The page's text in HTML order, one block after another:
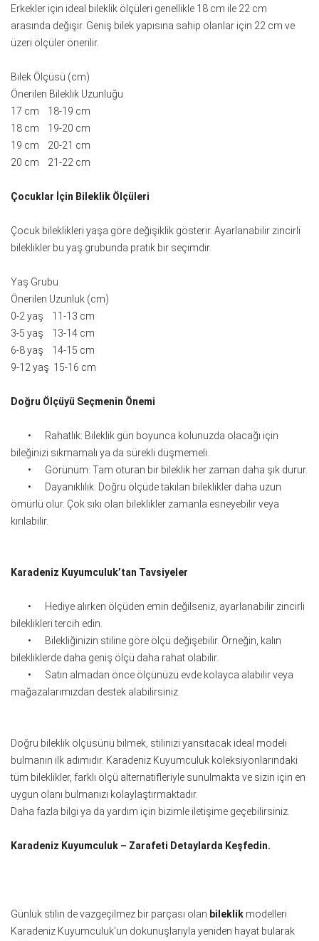
Erkekler için ideal bileklik ölçüleri genellikle 18 cm ile 22 cm
arasında değişir. Geniş bilek yapısına sahip olanlar için 22 cm ve
üzeri ölçüler önerilir.
Bilek Ölçüsü (cm)
Önerilen Bileklik Uzunluğu
17 cm 18-19 cm
18 cm 19-20 cm
19 cm 20-21 cm
20 cm 21-22 cm
Çocuklar İçin Bileklik Ölçüleri
Çocuk bileklikleri yaşa göre değişiklik gösterir. Ayarlanabilir zincirli
bileklikler bu yaş grubunda pratik bir seçimdir.
Yaş Grubu
Önerilen Uzunluk (cm)
0-2 yaş 11-13 cm
3-5 yaş 13-14 cm
6-8 yaş 14-15 cm
9-12 yaş 15-16 cm
Doğru Ölçüyü Seçmenin Önemi
•
Rahatlık: Bileklik gün boyunca kolunuzda olacağı için
bileğinizi sıkmamalı ya da sürekli düşmemeli.
•
Görünüm: Tam oturan bir bileklik her zaman daha şık durur.
•
Dayanıklılık: Doğru ölçüde takılan bileklikler daha uzun
ömürlü olur. Çok sıkı olan bileklikler zamanla esneyebilir veya
kırılabilir.
Karadeniz Kuyumculuk’tan Tavsiyeler
•
Hediye alırken ölçüden emin değilseniz, ayarlanabilir zincirli
bileklikleri tercih edin.
•
Bilekliğinizin stiline göre ölçü değişebilir. Örneğin, kalın
bilekliklerde daha geniş ölçü daha rahat olabilir.
•
Satın almadan önce ölçünüzü evde kolayca alabilir veya
mağazalarımızdan destek alabilirsiniz.
Doğru bileklik ölçüsünü bilmek, stilinizi yansıtacak ideal modeli
bulmanın ilk adımıdır. Karadeniz Kuyumculuk koleksiyonlarındaki
tüm bileklikler, farklı ölçü alternatifleriyle sunulmakta ve sizin için en
uygun olanı bulmanızı kolaylaştırmaktadır.
Daha fazla bilgi ya da yardım için bizimle iletişime geçebilirsiniz.
Karadeniz Kuyumculuk – Zarafeti Detaylarda Keşfedin.
Günlük stilin de vazgeçilmez bir parçası olan bileklik modelleri
Karadeniz Kuyumculuk'un dokunuşlarıyla yeniden hayat bularak